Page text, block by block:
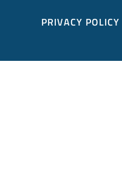
Elenco
PRIVACY POLICY